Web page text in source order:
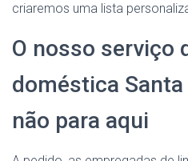
criaremos uma lista
O nosso serviço
doméstica Santa
não para aqui